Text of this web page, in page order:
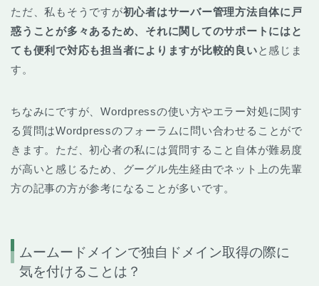
ただ、私もそうですが初心者はサーバー管理方法自体に戸
惑うことが多々あるため、それに関してのサポートにはと
ても便利で対応も担当者によりますが比較的良いと感じま
す。
ちなみにですが、Wordpressの使い方やエラー対処に関す
る質問はWordpressのフォーラムに問い合わせることがで
きます。ただ、初心者の私には質問すること自体が難易度
が高いと感じるため、グーグル先生経由でネット上の先輩
方の記事の方が参考になることが多いです。
ムームードメインで独自ドメイン取得の際に
気を付けることは？